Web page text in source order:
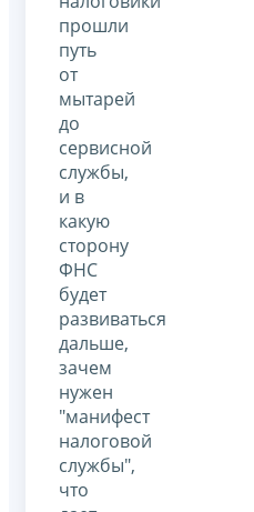
прошли
путь
от
мытарей
до
сервисной
службы,
и в
какую
сторону
ФНС
будет
развиваться
дальше,
зачем
нужен
"манифест
налоговой
службы",
что